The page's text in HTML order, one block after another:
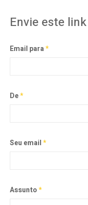
Envie este
Email para*
De*
Seu email*
Assunto*